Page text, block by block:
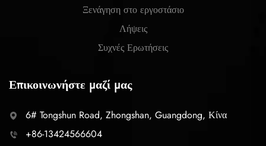
Ξενάγηση στο εργοστάσιο
Λήψεις
Συχνές Ερωτήσεις
Επικοινωνήστε μαζί μας
6# Tongshun Road, Zhongshan, Guangdong, Κίνα
+86-13424566604